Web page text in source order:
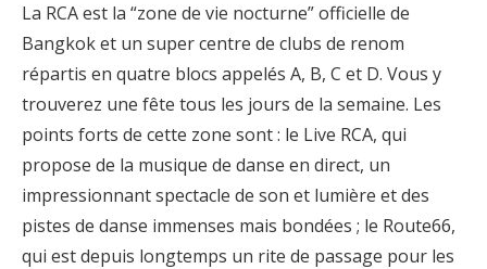
La RCA est la “zone de vie nocturne” officielle de
Bangkok et un super centre de clubs de renom
répartis en quatre blocs appelés A, B, C et D. Vous y
trouverez une fête tous les jours de la semaine. Les
points forts de cette zone sont : le Live RCA, qui
propose de la musique de danse en direct, un
impressionnant spectacle de son et lumière et des
pistes de danse immenses mais bondées ; le Route66,
qui est depuis longtemps un rite de passage pour les